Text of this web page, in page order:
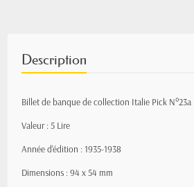
Description
Billet de banque de collection Italie Pick N°23a
Valeur : 5 Lire
Année d'édition : 1935-1938
Dimensions : 94 x 54 mm